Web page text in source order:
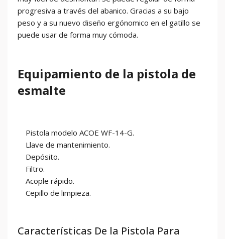
progresiva a través del abanico. Gracias a su bajo
peso y a su nuevo diseño ergónomico en el gatillo se
puede usar de forma muy cómoda.
Equipamiento de la pistola de
esmalte
Pistola modelo ACOE WF-14-G.
Llave de mantenimiento.
Depósito.
Filtro.
Acople rápido.
Cepillo de limpieza.
Características De la Pistola Para